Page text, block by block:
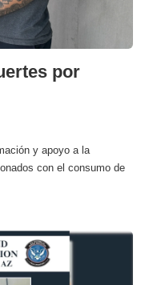
por
y apoyo a la
con el consumo de